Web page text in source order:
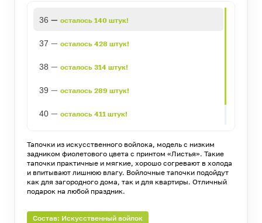
36 — осталось 140 штук!
37 — осталось 428 штук!
38 — осталось 314 штук!
39 — осталось 289 штук!
40— осталось 411 штук!
Тапочки из искусственного войлока, модель с низким
задником фиолетового цвета с принтом «Листья». Такие
тапочки практичные и мягкие, хорошо согревают в холода
и впитывают лишнюю влагу. Войлочные тапочки подойдут
как для загородного дома, так и для квартиры. Отличный
подарок на любой праздник.
Состав: Искусственный войлок